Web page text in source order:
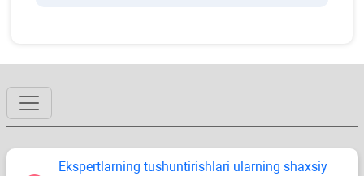
Ekspertlarning tushuntirishlari ularning shaхsiy